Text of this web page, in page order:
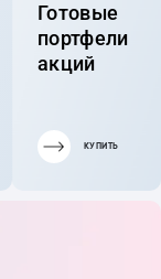
Готовые
портфели
акций
КУПИТЬ